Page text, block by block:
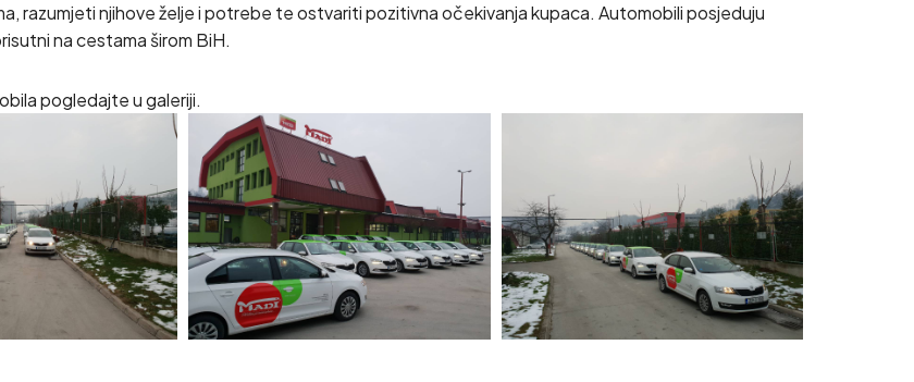
razumjeti njihove želje i potrebe te ostvariti pozitivna očekivanja kupaca. Automobili posjeduju
na cestama širom BiH.
pogledajte u galeriji.